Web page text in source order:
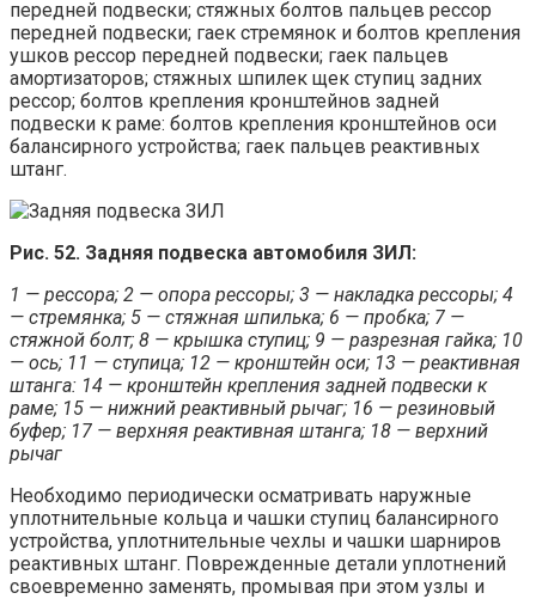
передней подвески; стяжных болтов пальцев рессор
передней подвески; гаек стремянок и болтов крепления
ушков рессор передней подвески; гаек пальцев
амортизаторов; стяжных шпилек щек ступиц задних
рессор; болтов крепления кронштейнов задней
подвески к раме: болтов крепления кронштейнов оси
балансирного устройства; гаек пальцев реактивных
штанг.
Рис. 52. Задняя подвеска автомобиля ЗИЛ:
1 — рессора; 2 — опора рессоры; 3 — накладка рессоры; 4
— стремянка; 5 — стяжная шпилька; 6 — пробка; 7 —
стяжной болт; 8 — крышка ступиц; 9 — разрезная гайка; 10
— ось; 11 — ступица; 12 — кронштейн оси; 13 — реактивная
штанга: 14 — кронштейн крепления задней подвески к
раме; 15 — нижний реактивный рычаг; 16 — резиновый
буфер; 17 — верхняя реактивная штанга; 18 — верхний
рычаг
Необходимо периодически осматривать наружные
уплотнительные кольца и чашки ступиц балансирного
устройства, уплотнительные чехлы и чашки шарниров
реактивных штанг. Поврежденные детали уплотнений
своевременно заменять, промывая при этом узлы и